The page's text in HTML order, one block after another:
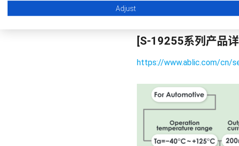
[S-19255系列产品
https://www.ablic.com/cn/
Adjust